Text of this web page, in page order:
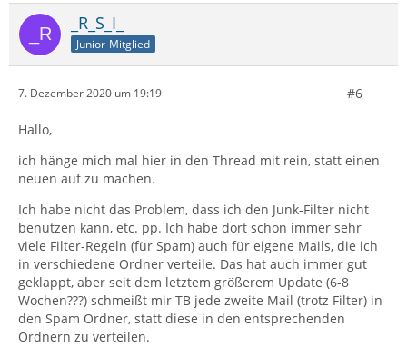
_R_S_I_
Junior-Mitglied
7. Dezember 2020 um 19:19 #6
Hallo,
ich hänge mich mal hier in den Thread mit rein, statt einen
neuen auf zu machen.
Ich habe nicht das Problem, dass ich den Junk-Filter nicht
benutzen kann, etc. pp. Ich habe dort schon immer sehr
viele Filter-Regeln (für Spam) auch für eigene Mails, die ich
in verschiedene Ordner verteile. Das hat auch immer gut
geklappt, aber seit dem letztem größerem Update (6-8
Wochen???) schmeißt mir TB jede zweite Mail (trotz Filter) in
den Spam Ordner, statt diese in den entsprechenden
Ordnern zu verteilen.